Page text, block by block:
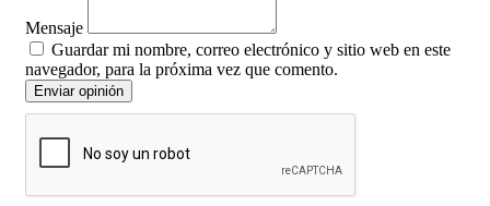
Mensaje
Guardar mi nombre, correo electrónico y sitio web en este
navegador, para la próxima vez que comento.
Enviar opinión